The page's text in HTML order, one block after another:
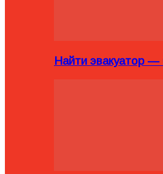
Найти эвакуатор